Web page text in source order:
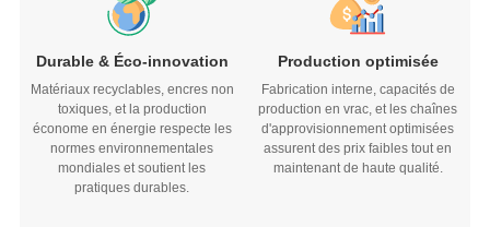
Durable & Éco-innovation
Matériaux recyclables, encres non
toxiques, et la production
économe en énergie respecte les
normes environnementales
mondiales et soutient les
pratiques durables.
Production optimisée
Fabrication interne, capacités de
production en vrac, et les chaînes
d'approvisionnement optimisées
assurent des prix faibles tout en
maintenant de haute qualité.